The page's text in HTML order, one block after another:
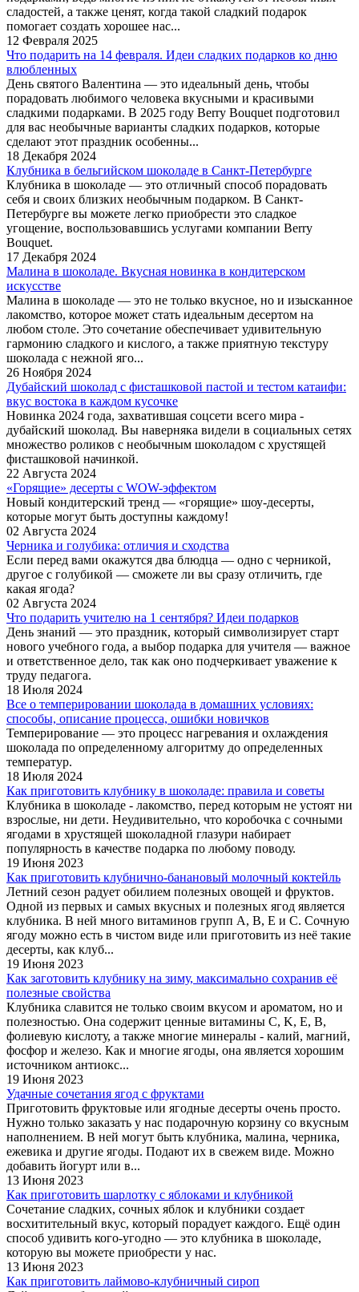
сладостей, а также ценят, когда такой сладкий подарок
помогает создать хорошее нас...
12 Февраля 2025
Что подарить на 14 февраля. Идеи сладких подарков ко дню
влюбленных
День святого Валентина — это идеальный день, чтобы
порадовать любимого человека вкусными и красивыми
сладкими подарками. В 2025 году Berry Bouquet подготовил
для вас необычные варианты сладких подарков, которые
сделают этот праздник особенны...
18 Декабря 2024
Клубника в бельгийском шоколаде в Санкт-Петербурге
Клубника в шоколаде — это отличный способ порадовать
себя и своих близких необычным подарком. В Санкт-
Петербурге вы можете легко приобрести это сладкое
угощение, воспользовавшись услугами компании Berry
Bouquet.
17 Декабря 2024
Малина в шоколаде. Вкусная новинка в кондитерском
искусстве
Малина в шоколаде — это не только вкусное, но и изысканное
лакомство, которое может стать идеальным десертом на
любом столе. Это сочетание обеспечивает удивительную
гармонию сладкого и кислого, а также приятную текстуру
шоколада с нежной яго...
26 Ноября 2024
Дубайский шоколад с фисташковой пастой и тестом катаифи:
вкус востока в каждом кусочке
Новинка 2024 года, захватившая соцсети всего мира -
дубайский шоколад. Вы наверняка видели в социальных сетях
множество роликов с необычным шоколадом с хрустящей
фисташковой начинкой.
22 Августа 2024
«Горящие» десерты с WOW-эффектом
Новый кондитерский тренд — «горящие» шоу-десерты,
которые могут быть доступны каждому!
02 Августа 2024
Черника и голубика: отличия и сходства
Если перед вами окажутся два блюдца — одно с черникой,
другое с голубикой — сможете ли вы сразу отличить, где
какая ягода?
02 Августа 2024
Что подарить учителю на 1 сентября? Идеи подарков
День знаний — это праздник, который символизирует старт
нового учебного года, а выбор подарка для учителя — важное
и ответственное дело, так как оно подчеркивает уважение к
труду педагога.
18 Июля 2024
Все о темперировании шоколада в домашних условиях:
способы, описание процесса, ошибки новичков
Темперирование — это процесс нагревания и охлаждения
шоколада по определенному алгоритму до определенных
температур.
18 Июля 2024
Как приготовить клубнику в шоколаде: правила и советы
Клубника в шоколаде - лакомство, перед которым не устоят ни
взрослые, ни дети. Неудивительно, что коробочка с сочными
ягодами в хрустящей шоколадной глазури набирает
популярность в качестве подарка по любому поводу.
19 Июня 2023
Как приготовить клубнично-банановый молочный коктейль
Летний сезон радует обилием полезных овощей и фруктов.
Одной из первых и самых вкусных и полезных ягод является
клубника. В ней много витаминов групп А, В, Е и С. Сочную
ягоду можно есть в чистом виде или приготовить из неё такие
десерты, как клуб...
19 Июня 2023
Как заготовить клубнику на зиму, максимально сохранив её
полезные свойства
Клубника славится не только своим вкусом и ароматом, но и
полезностью. Она содержит ценные витамины C, K, E, B,
фолиевую кислоту, а также многие минералы - калий, магний,
фосфор и железо. Как и многие ягоды, она является хорошим
источником антиокс...
19 Июня 2023
Удачные сочетания ягод с фруктами
Приготовить фруктовые или ягодные десерты очень просто.
Нужно только заказать у нас подарочную корзину со вкусным
наполнением. В ней могут быть клубника, малина, черника,
ежевика и другие ягоды. Подают их в свежем виде. Можно
добавить йогурт или в...
13 Июня 2023
Как приготовить шарлотку с яблоками и клубникой
Сочетание сладких, сочных яблок и клубники создает
восхитительный вкус, который порадует каждого. Ещё один
способ удивить кого-угодно — это клубника в шоколаде,
которую вы можете приобрести у нас.
13 Июня 2023
Как приготовить лаймово-клубничный сироп